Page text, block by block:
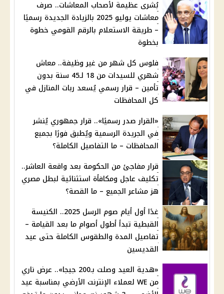
بُشرى عظيمة لأصحاب المعاشات.. صرف
معاشات يوليو 2025 بالزيادة الجديدة رسميًا
– طريقة الاستعلام بالرقم القومي خطوة
بخطوة
فلوس كل شهر من غير وظيفة.. معاش
شهري للسيدات من 18 لـ45 سنة بدون
تأمين – قرار رسمي يُسعد ربات المنازل في
كل المحافظات
«القرار صدر رسميًا».. قرار جمهوري يُنشر
في الجريدة الرسمية ويُطبق فورًا بجميع
المحافظات – ما التفاصيل الكاملة؟
قرار مفاجئ من الحكومة بعد واقعة العاشر..
تكليف عاجل ومكافأة استثنائية لبطل مصري
هز مشاعر الجميع – ما القصة؟
غدًا أول أيام صوم الرسل 2025.. الكنيسة
القبطية تبدأ أطول أصوام ما بعد القيامة –
تفاصيل المدة والطقوس الكاملة حتى عيد
القديسين
«هدية العيد وصلت بـ200 جيجا».. عرض ناري
من WE لعملاء الإنترنت الأرضي بمناسبة عيد